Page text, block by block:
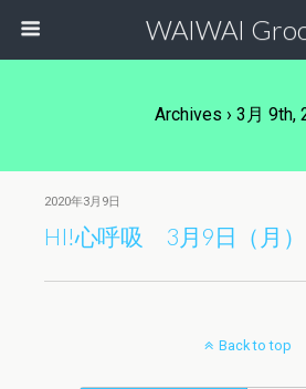
WAIWAI
Archives › 3月 9th,
2020年3月9日
HI!心呼吸 3月9日（月）
Back to top